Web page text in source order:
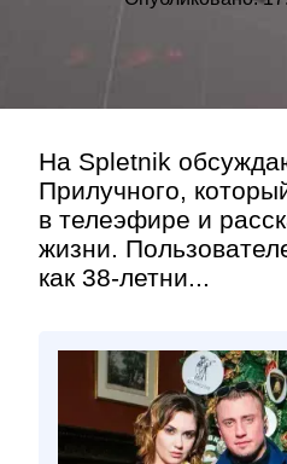
На Spletnik
Прилучного,
в телеэфире и
жизни.
как 38-летни...